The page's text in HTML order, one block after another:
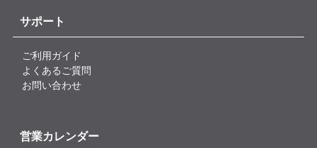
サポート
ご利用ガイド
よくあるご質問
お問い合わせ
営業カレンダー